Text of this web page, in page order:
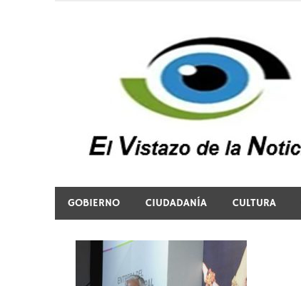
GOBIERNO CIUDADANÍA CULTURA